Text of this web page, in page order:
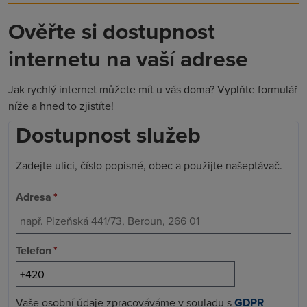
Ověřte si dostupnost
internetu na vaší adrese
Jak rychlý internet můžete mít u vás doma? Vyplňte formulář
níže a hned to zjistíte!
Dostupnost služeb
Zadejte ulici, číslo popisné, obec a použijte našeptávač.
Adresa*
Telefon*
Vaše osobní údaje zpracováváme v souladu sGDPR